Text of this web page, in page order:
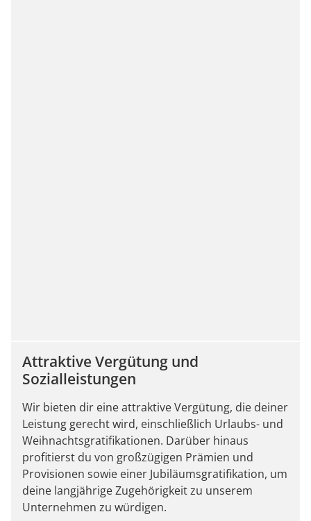
Attraktive Vergütung und
Sozialleistungen
Wir bieten dir eine attraktive Vergütung, die deiner
Leistung gerecht wird, einschließlich Urlaubs- und
Weihnachtsgratifikationen. Darüber hinaus
profitierst du von großzügigen Prämien und
Provisionen sowie einer Jubiläumsgratifikation, um
deine langjährige Zugehörigkeit zu unserem
Unternehmen zu würdigen.